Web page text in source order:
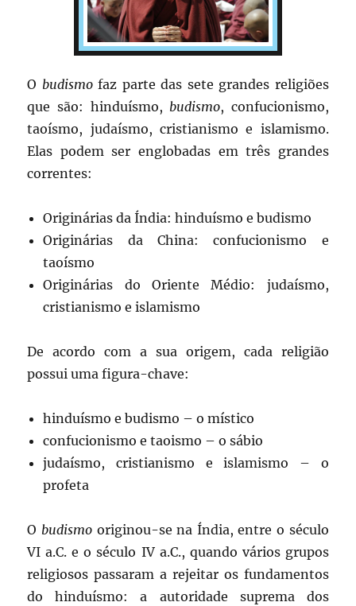
O budismofaz parte das sete grandes religiões
que são: hinduísmo, budismo, confucionismo,
taoísmo, judaísmo, cristianismo e islamismo.
Elas podem ser englobadas em três grandes
correntes:
Originárias da Índia: hinduísmo e budismo
Originárias da China: confucionismo e
taoísmo
Originárias do Oriente Médio: judaísmo,
cristianismo e islamismo
De acordo com a sua origem, cada religião
possui uma figura-chave:
hinduísmo e budismo – o místico
confucionismo e taoismo – o sábio
judaísmo, cristianismo e islamismo – o
profeta
O budismo originou-se na Índia, entre o século
VI a.C. e o século IV a.C., quando vários grupos
religiosos passaram a rejeitar os fundamentos
do hinduísmo: a autoridade suprema dos